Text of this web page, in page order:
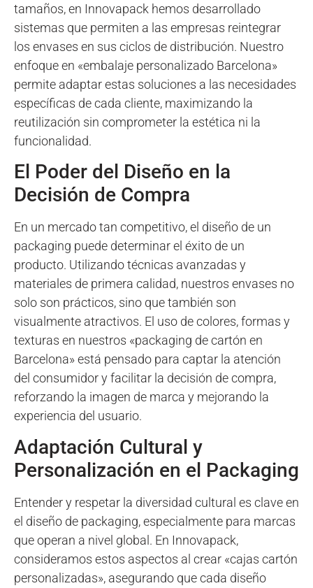
tamaños, en Innovapack hemos desarrollado
sistemas que permiten a las empresas reintegrar
los envases en sus ciclos de distribución. Nuestro
enfoque en «embalaje personalizado Barcelona»
permite adaptar estas soluciones a las necesidades
específicas de cada cliente, maximizando la
reutilización sin comprometer la estética ni la
funcionalidad.
El Poder del Diseño en la
Decisión de Compra
En un mercado tan competitivo, el diseño de un
packaging puede determinar el éxito de un
producto. Utilizando técnicas avanzadas y
materiales de primera calidad, nuestros envases no
solo son prácticos, sino que también son
visualmente atractivos. El uso de colores, formas y
texturas en nuestros «packaging de cartón en
Barcelona» está pensado para captar la atención
del consumidor y facilitar la decisión de compra,
reforzando la imagen de marca y mejorando la
experiencia del usuario.
Adaptación Cultural y
Personalización en el Packaging
Entender y respetar la diversidad cultural es clave en
el diseño de packaging, especialmente para marcas
que operan a nivel global. En Innovapack,
consideramos estos aspectos al crear «cajas cartón
personalizadas», asegurando que cada diseño